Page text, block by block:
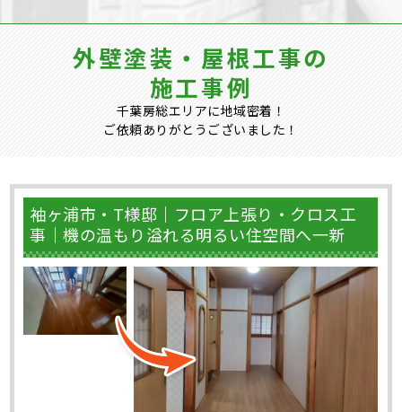
外壁塗装・屋根工事の
施工事例
千葉房総エリアに地域密着！
ご依頼ありがとうございました！
袖ヶ浦市・T様邸｜フロア上張り・クロス工
事｜機の温もり溢れる明るい住空間へ一新